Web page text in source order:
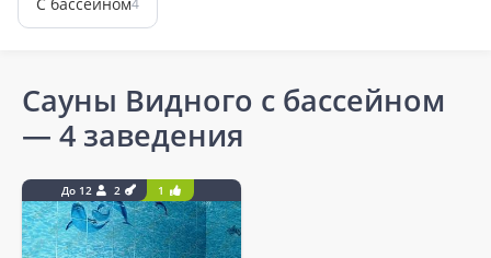
4
Сауны Видного с бассейном
— 4 заведения
До 12 2 1